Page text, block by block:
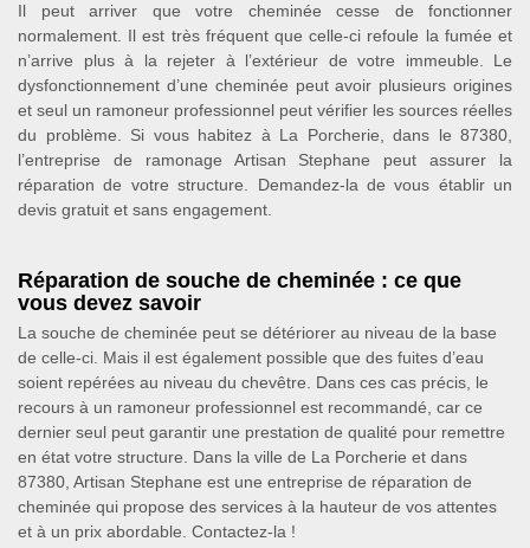
Il peut arriver que votre cheminée cesse de fonctionner
normalement. Il est très fréquent que celle-ci refoule la fumée et
n’arrive plus à la rejeter à l’extérieur de votre immeuble. Le
dysfonctionnement d’une cheminée peut avoir plusieurs origines
et seul un ramoneur professionnel peut vérifier les sources réelles
du problème. Si vous habitez à La Porcherie, dans le 87380,
l’entreprise de ramonage Artisan Stephane peut assurer la
réparation de votre structure. Demandez-la de vous établir un
devis gratuit et sans engagement.
Réparation de souche de cheminée : ce que
vous devez savoir
La souche de cheminée peut se détériorer au niveau de la base
de celle-ci. Mais il est également possible que des fuites d’eau
soient repérées au niveau du chevêtre. Dans ces cas précis, le
recours à un ramoneur professionnel est recommandé, car ce
dernier seul peut garantir une prestation de qualité pour remettre
en état votre structure. Dans la ville de La Porcherie et dans
87380, Artisan Stephane est une entreprise de réparation de
cheminée qui propose des services à la hauteur de vos attentes
et à un prix abordable. Contactez-la !